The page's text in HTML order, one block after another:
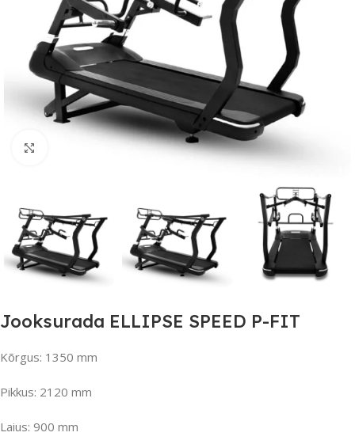
Suurendamiseks klõpsake
Jooksurada ELLIPSE SPEED P-FIT
Kõrgus: 1350 mm
Pikkus: 2120 mm
Laius: 900 mm